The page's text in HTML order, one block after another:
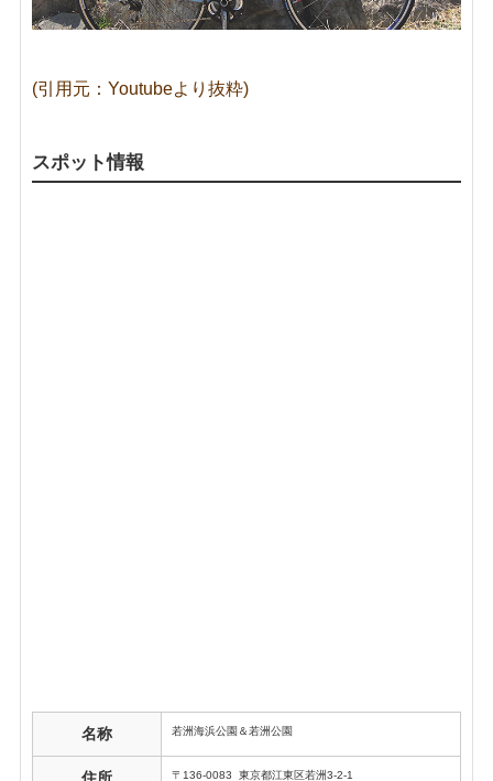
(引用元：Youtubeより抜粋)
スポット情報
名称 若洲海浜公園＆若洲公園
住所 〒136-0083 東京都江東区若洲3-2-1